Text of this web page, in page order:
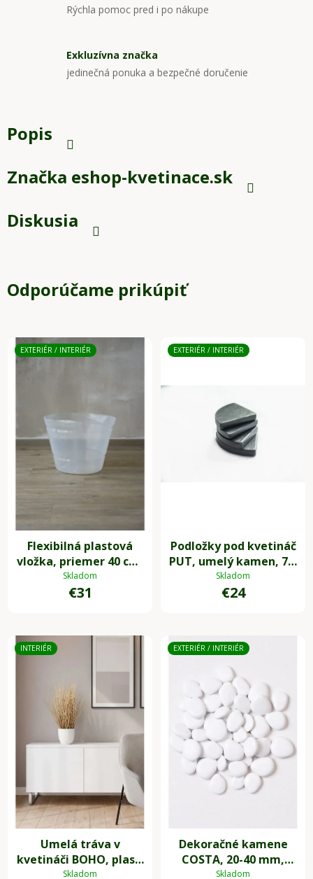
Rýchla pomoc pred i po nákupe
Exkluzívna značka
jedinečná ponuka a bezpečné doručenie
Popis
Značka eshop-kvetinace.sk
Diskusia
Odporúčame prikúpiť
EXTERIÉR / INTERIÉR
Flexibilná plastová
vložka, priemer 40 cm,
výška 31 cm, 1 kus
Skladom
€31
EXTERIÉR / INTERIÉR
Podložky pod kvetináč
PUT, umelý kamen, 7 x
7 cm, 4-set, sivá
Skladom
€24
INTERIÉR
Umelá tráva v
kvetináči BOHO, plast,
výška 54 cm, béžová
Skladom
EXTERIÉR / INTERIÉR
Dekoračné kamene
COSTA, 20-40 mm,
plast, biela
Skladom